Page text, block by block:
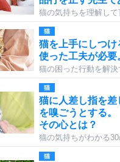
猫の気持ちを理解し
猫
猫を上手にしつ
使った工夫が必要
猫の困った行動を解
猫
猫に人差し指を
を嗅ごうとする。
その心とは？
猫の気持ちがわかる30
猫